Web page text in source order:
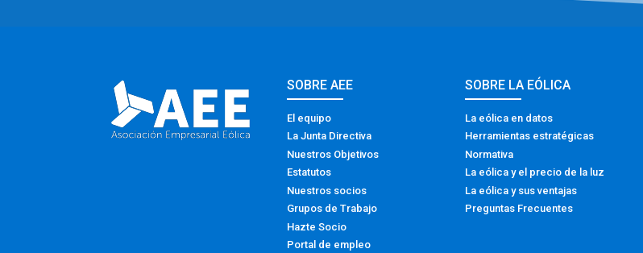
SOBRE AEE
El equipo
La Junta Directiva
Nuestros Objetivos
Estatutos
Nuestros socios
Grupos de Trabajo
Hazte Socio
Portal de empleo
SOBRE LA EÓLICA
La eólica en datos
Herramientas estratégicas
Normativa
La eólica y el precio de la luz
La eólica y sus ventajas
Preguntas Frecuentes